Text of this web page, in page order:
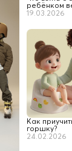
ребёнком
19.03.2026
Как
горшку?
24.02.2026